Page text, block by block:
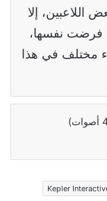
اللاعبين، إلا
فرضت نفسها،
مختلف في هذا
أصوات)
Kepler